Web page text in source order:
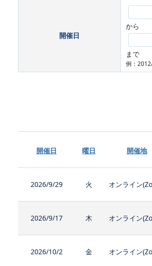
開催日
から
まで
例：
開催日 曜日 開催地
2026/9/29 火 オンライン
2026/9/17 木 オンライン
2026/10/2 金 オンライン